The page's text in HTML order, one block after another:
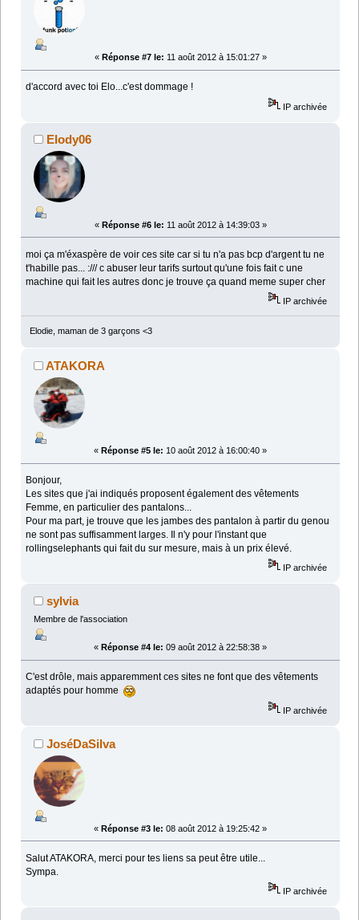
« Réponse #7 le: 11 août 2012 à 15:01:27 »
d'accord avec toi Elo...c'est dommage !
IP archivée
Elody06
« Réponse #6 le: 11 août 2012 à 14:39:03 »
moi ça m'éxaspère de voir ces site car si tu n'a pas bcp d'argent tu ne
t'habille pas... :/// c abuser leur tarifs surtout qu'une fois fait c une
machine qui fait les autres donc je trouve ça quand meme super cher
IP archivée
Elodie, maman de 3 garçons <3
ATAKORA
« Réponse #5 le: 10 août 2012 à 16:00:40 »
Bonjour,
Les sites que j'ai indiqués proposent également des vêtements
Femme, en particulier des pantalons...
Pour ma part, je trouve que les jambes des pantalon à partir du genou
ne sont pas suffisamment larges. Il n'y pour l'instant que
rollingselephants qui fait du sur mesure, mais à un prix élevé.
IP archivée
sylvia
Membre de l'association
« Réponse #4 le: 09 août 2012 à 22:58:38 »
C'est drôle, mais apparemment ces sites ne font que des vêtements
adaptés pour homme
IP archivée
JoséDaSilva
« Réponse #3 le: 08 août 2012 à 19:25:42 »
Salut ATAKORA, merci pour tes liens sa peut être utile...
Sympa.
IP archivée